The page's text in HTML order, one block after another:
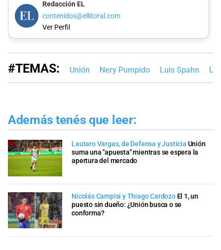
Redacción EL
contenidos@ellitoral.com
Ver Perfil
#TEMAS: Unión Nery Pumpido Luis Spahn
Además tenés que leer:
Lautaro Vargas, de Defensa y Justicia Unión
suma una "apuesta" mientras se espera la
apertura del mercado
Nicolás Campisi y Thiago Cardozo El 1, un
puesto sin dueño: ¿Unión busca o se
conforma?